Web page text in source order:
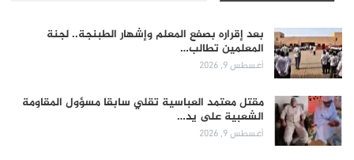
بعد إقراره بصفع المعلم وإشهار الطبنجة.. لجنة
المعلمين تطالب…
أغسطس 9, 2026
مقتل معتمد العباسية تقلي سابقا مسؤول المقاومة
الشعبية على يد…
أغسطس 9, 2026